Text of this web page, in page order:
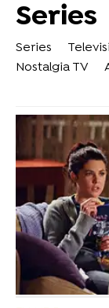
Series
Series
Nostalgia TV